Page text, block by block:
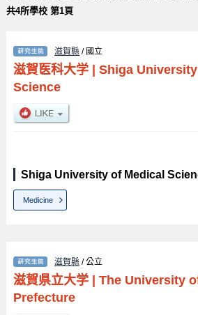
共4所學校 第1頁
滋賀縣 / 國立
滋賀医科大学| Shiga
Science
Shiga University of Medical
Medicine
滋賀縣 / 公立
滋賀県立大学| The University
Prefecture